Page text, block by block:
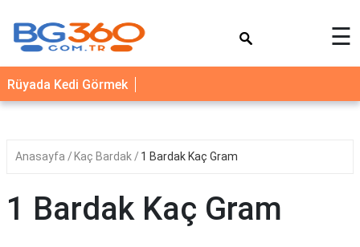
YEMEK
TARİFLERİ
SAĞLIK
☰
Rüyada Kedi Görmek
Anasayfa Kaç Bardak 1 Bardak Kaç Gram
1 Bardak Kaç Gram